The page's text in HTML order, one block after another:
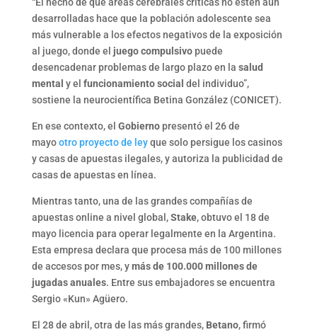
desarrolladas hace que la población adolescente sea
más vulnerable a los efectos negativos de la exposición
al juego, donde el juego compulsivopuede
desencadenar problemas de largo plazo en la salud
mental y el funcionamiento social del individuo”,
sostiene la neurocientífica Betina González (CONICET).
En ese contexto, el Gobierno presentó el 26 de
mayootro proyecto de leyque solo persigue los casinos
y casas de apuestas ilegales, y autoriza la publicidad de
casas de apuestas en línea.
Mientras tanto, una de las grandes compañías de
apuestas online a nivel global,Stake, obtuvo el 18 de
mayo licencia para operar legalmente en la Argentina.
Esta empresa declara que procesa más de 100 millones
de accesos por mes, ymás de 100.000 millones de
jugadas anuales. Entre sus embajadores se encuentra
Sergio «Kun» Agüero.
El 28 de abril, otra de las más grandes, Betano, firmó